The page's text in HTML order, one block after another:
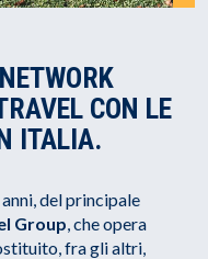
CON LE
ITALIA.
del principale
Group, che opera
fra gli altri,